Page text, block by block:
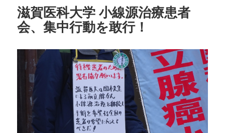
滋賀医科大学 小線源治療患者
会、集中行動を敢行！